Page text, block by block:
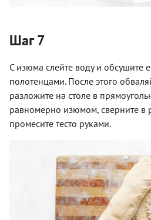
Шаг 7
С изюма слейте воду и обсушите
полотенцами. После этого
разложите на столе в
равномерно изюмом, сверните в
промесите тесто руками.